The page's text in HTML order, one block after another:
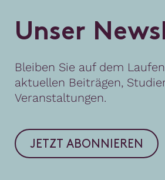
Unser News
Bleiben Sie auf dem
aktuellen Beiträgen,
Veranstaltungen.
JETZT ABONNIEREN